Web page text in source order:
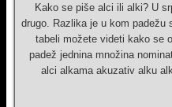
Kako se piše alci ili alki? U
drugo. Razlika je u kom padežu
tabeli možete videti kako se
padež jednina množina
alci alkama akuzativ alku